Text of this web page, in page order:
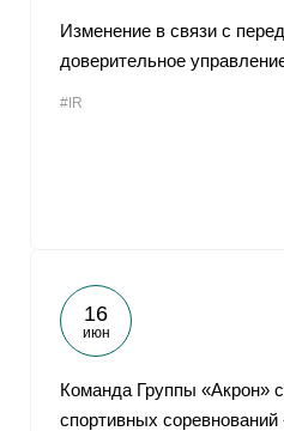
Изменение в связи с
доверительное
#IR
16
июн
Команда Группы «Акрон»
спортивных